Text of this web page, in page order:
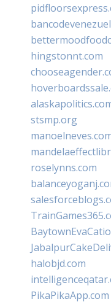
hingstonnt.com
stsmp.org
roselynns.com
halobjd.com
PikaPikaApp.com